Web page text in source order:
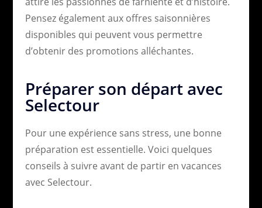
Pensez également aux offres saisonnières
disponibles qui peuvent vous permettre
d’obtenir des promotions alléchantes.
Préparer son départ avec
Selectour
Pour une expérience sans stress, une bonne
préparation est essentielle. Voici quelques
conseils à suivre avant de partir en vacances
avec Selectour.